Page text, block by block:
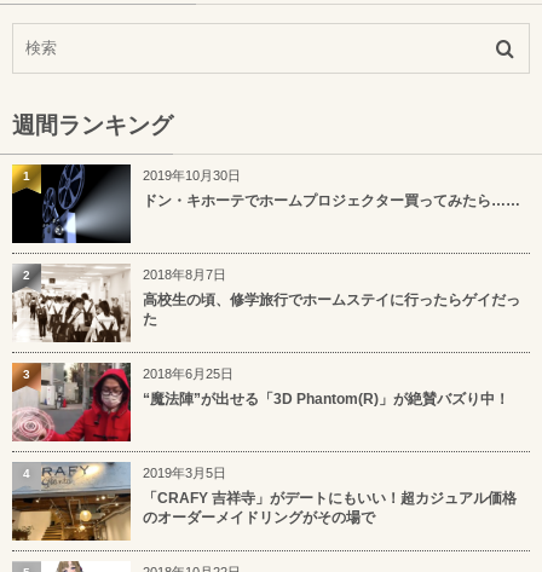
週間ランキング
2019年10月30日
ドン・キホーテでホームプロジェクター買ってみたら……
1
2018年8月7日
高校生の頃、修学旅行でホームステイに行ったらゲイだっ
た
2
2018年6月25日
“魔法陣”が出せる「3D Phantom(R)」が絶賛バズり中！
3
2019年3月5日
「CRAFY 吉祥寺」がデートにもいい！超カジュアル価格
のオーダーメイドリングがその場で
4